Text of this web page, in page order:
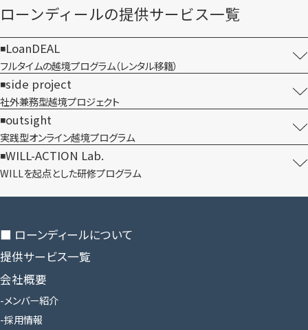
ローンディールの​提供サービス一覧
LoanDEAL
フルタイムの越境プログラム​（レンタル移籍）
side project
社外兼務型​越境プロジェクト
outsight
実践型オンライン​越境プログラム
WILL-ACTION Lab.
WILLを​起点とした​研修プログラム
■ ローンディールに​ついて
提供サービス一覧
会社概要
メンバー紹介
採用情報